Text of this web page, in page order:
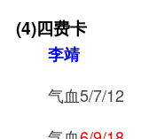
(4)四费卡
李靖
气血5/7/12